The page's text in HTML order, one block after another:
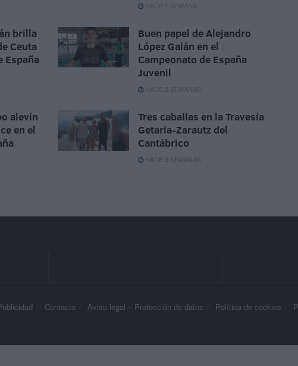
HACE 1 SEMANA
brilla
Ceuta
España
Buen papel de Alejandro
López Galán en el
Campeonato de España
Juvenil
HACE 2 SEMANAS
alevín
en el
Tres caballas en la Travesía
Getaria-Zarautz del
Cantábrico
HACE 3 SEMANAS
Contacto Aviso legal – Protección de datos Política de cookies